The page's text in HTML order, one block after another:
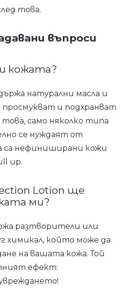
това.
въпроси
кожата?
натурални масла и
и подхранват
само няколко типа
се нуждаят от
са нефиниширани кожи
up.
Lotion ще
ми?
разтворители или
химикал, който може да
на вашата кожа. Той
ефект: